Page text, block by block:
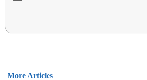
More Articles